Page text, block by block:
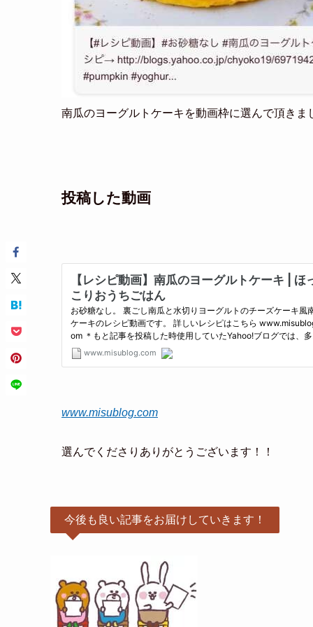
南瓜のヨーグルトケーキを動画枠に選んで頂きま
投稿した動画
www.misublog.com
選んでくださりありがとうございます！！
今後も良い記事をお届けしていきます！